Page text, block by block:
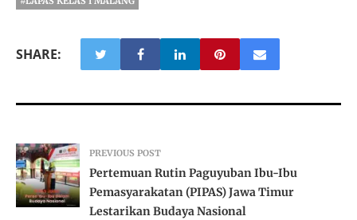
SHARE:
PREVIOUS POST
Pertemuan Rutin Paguyuban Ibu-Ibu
Pemasyarakatan (PIPAS) Jawa Timur
Lestarikan Budaya Nasional